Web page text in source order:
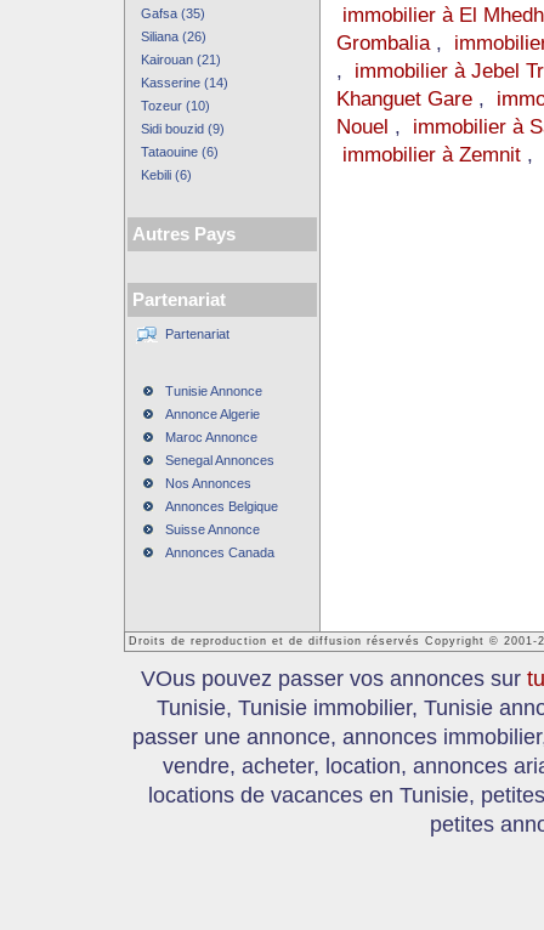
Gafsa (35)
Siliana (26)
Kairouan (21)
Kasserine (14)
Tozeur (10)
Sidi bouzid (9)
Tataouine (6)
Kebili (6)
Autres Pays
Partenariat
Partenariat
Tunisie Annonce
Annonce Algerie
Maroc Annonce
Senegal Annonces
Nos Annonces
Annonces Belgique
Suisse Annonce
Annonces Canada
immobilier à El
Grombalia,
, immobilier à Jebel
Khanguet Gare,
Nouel , immobilier à
immobilier à Zemnit,
Droits de reproduction et de diffusion réservés Copyright © 2001-
VOus pouvez passer vos annonces sur
Tunisie, Tunisie immobilier, Tunisie
passer une annonce, annonces
vendre, acheter, location, annonces
locations de vacances en Tunisie,
petites